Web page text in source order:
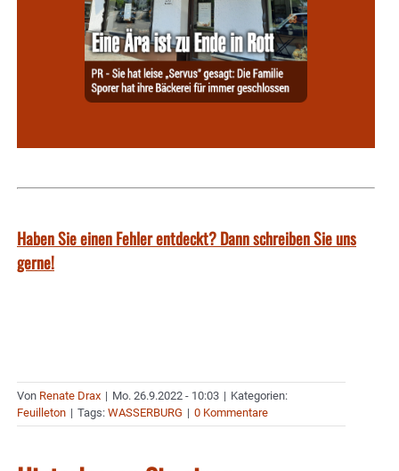
Haben Sie einen Fehler entdeckt? Dann schreiben Sie uns
gerne!
Von Renate Drax | Mo. 26.9.2022 - 10:03 | Kategorien:
Feuilleton | Tags: WASSERBURG | 0 Kommentare